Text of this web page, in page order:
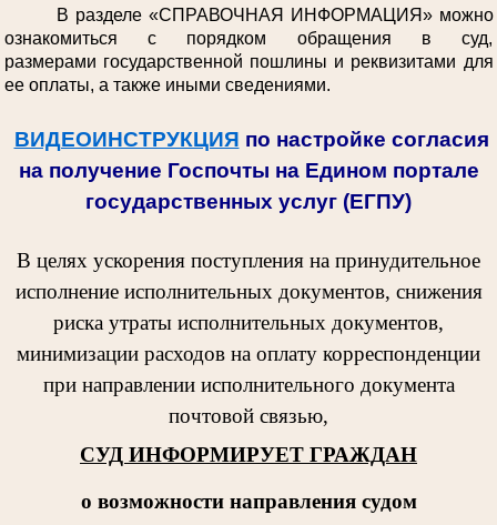
В разделе «СПРАВОЧНАЯ ИНФОРМАЦИЯ» можно
ознакомиться с порядком обращения в суд,
размерами государственной пошлины и реквизитами для
ее оплаты, а также иными сведениями.
ВИДЕОИНСТРУКЦИЯ по настройке согласия
на получение Госпочты на Едином портале
государственных услуг (ЕГПУ)
В целях ускорения поступления на принудительное
исполнение исполнительных документов, снижения
риска утраты исполнительных документов,
минимизации расходов на оплату корреспонденции
при направлении исполнительного документа
почтовой связью,
СУД ИНФОРМИРУЕТ ГРАЖДАН
о возможности направления судом